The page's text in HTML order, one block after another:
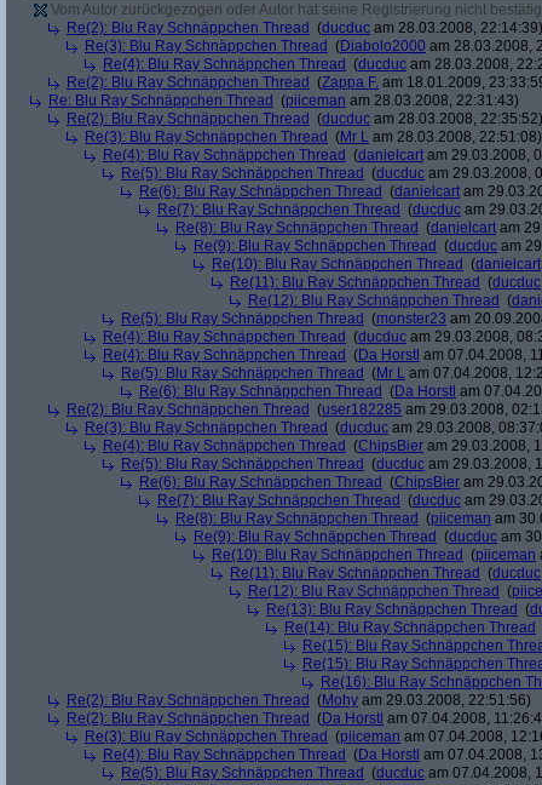
Vom Autor zurückgezogen oder Autor hat seine Registrierung nicht
Re(2): Blu Ray Schnäppchen Thread (ducduc am 28.03.2008, 22:14:39)
Re(3): Blu Ray Schnäppchen Thread (Diabolo2000 am 28.03.2008,
Re(4): Blu Ray Schnäppchen Thread (ducduc am 28.03.2008,
Re(2): Blu Ray Schnäppchen Thread (Zappa F. am 18.01.2009,
Re: Blu Ray Schnäppchen Thread (piiceman am 28.03.2008, 22:31:43)
Re(2): Blu Ray Schnäppchen Thread (ducduc am 28.03.2008, 22:35:52)
Re(3): Blu Ray Schnäppchen Thread (Mr L am 28.03.2008, 22:51:08)
Re(4): Blu Ray Schnäppchen Thread (danielcart am 29.03.2008,
Re(5): Blu Ray Schnäppchen Thread (ducduc am 29.03.2008,
Re(6): Blu Ray Schnäppchen Thread (danielcart am
Re(7): Blu Ray Schnäppchen Thread (ducduc am
Re(8): Blu Ray Schnäppchen Thread (danielcart am
Re(9): Blu Ray Schnäppchen Thread (ducduc am
Re(10): Blu Ray Schnäppchen Thread (danielcart
Re(11): Blu Ray Schnäppchen Thread (ducduc
Re(12): Blu Ray Schnäppchen Thread (
Re(5): Blu Ray Schnäppchen Thread (monster23 am
Re(4): Blu Ray Schnäppchen Thread (ducduc am 29.03.2008,
Re(4): Blu Ray Schnäppchen Thread (Da Horstl am 07.04.2008,
Re(5): Blu Ray Schnäppchen Thread (Mr L am 07.04.2008,
Re(6): Blu Ray Schnäppchen Thread (Da Horstl am
Re(2): Blu Ray Schnäppchen Thread (user182285 am 29.03.2008,
Re(3): Blu Ray Schnäppchen Thread (ducduc am 29.03.2008,
Re(4): Blu Ray Schnäppchen Thread (ChipsBier am 29.03.2008,
Re(5): Blu Ray Schnäppchen Thread (ducduc am 29.03.2008,
Re(6): Blu Ray Schnäppchen Thread (ChipsBier am
Re(7): Blu Ray Schnäppchen Thread (ducduc am
Re(8): Blu Ray Schnäppchen Thread (piiceman am
Re(9): Blu Ray Schnäppchen Thread (ducduc am
Re(10): Blu Ray Schnäppchen Thread (piiceman
Re(11): Blu Ray Schnäppchen Thread (ducduc
Re(12): Blu Ray Schnäppchen Thread (
Re(13): Blu Ray Schnäppchen Thread (
Re(14): Blu Ray Schnäppchen Thread
Re(15): Blu Ray Schnäppchen
Re(15): Blu Ray Schnäppchen
Re(16): Blu Ray Schnäppchen
Re(2): Blu Ray Schnäppchen Thread (Mohy am 29.03.2008, 22:51:56)
Re(2): Blu Ray Schnäppchen Thread (Da Horstl am 07.04.2008,
Re(3): Blu Ray Schnäppchen Thread (piiceman am 07.04.2008,
Re(4): Blu Ray Schnäppchen Thread (Da Horstl am 07.04.2008,
Re(5): Blu Ray Schnäppchen Thread (ducduc am 07.04.2008,